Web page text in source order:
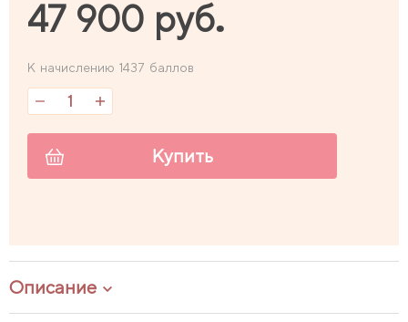
47 900 руб.
К начислению 1437 баллов
Купить
Описание